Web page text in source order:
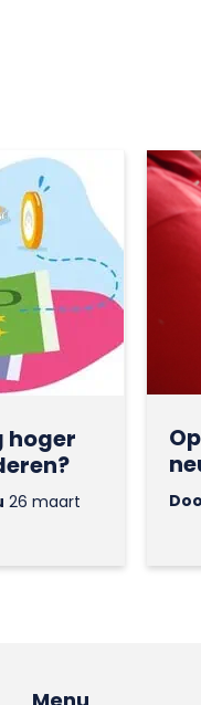
hoger
26 maart